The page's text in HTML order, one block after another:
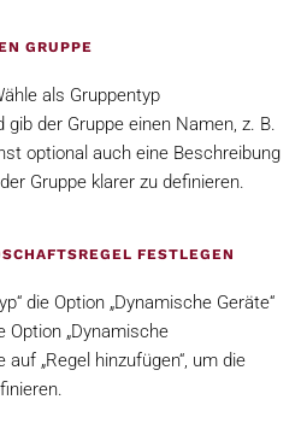
GRUPPE
als Gruppentyp
gib der Gruppe einen Namen, z. B.
optional auch eine Beschreibung
Gruppe klarer zu definieren.
FESTLEGEN
die Option „Dynamische Geräte“
„Dynamische
„Regel hinzufügen“, um die